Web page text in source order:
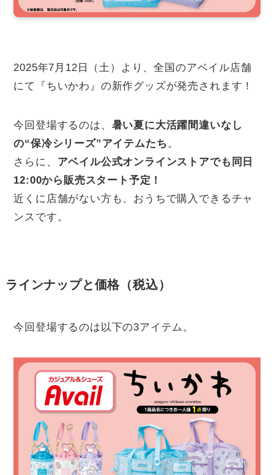
2025年7月12日（土）より、全国のアベイル店舗
にて『ちいかわ』の新作グッズが発売されます！
今回登場するのは、 暑い夏に大活躍間違いなし
の“保冷シリーズ”アイテムたち 。
さらに、 アベイル公式オンラインストアでも同日
12:00から販売スタート予定！
近くに店舗がない方も、おうちで購入できるチャ
ンスです。
ラインナップと価格（税込）
今回登場するのは以下の3アイテム。